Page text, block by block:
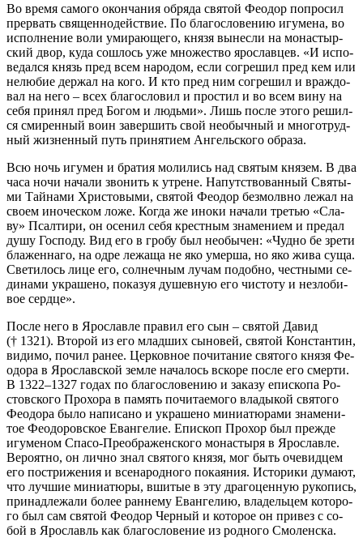
Во вре­мя са­мо­го окон­ча­ния об­ря­да свя­той Фе­о­дор по­про­сил
пре­рвать свя­щен­но­дей­ствие. По бла­го­сло­ве­нию игу­ме­на, во
ис­пол­не­ние во­ли уми­ра­ю­ще­го, кня­зя вы­нес­ли на мо­на­стыр­
ский двор, ку­да со­шлось уже мно­же­ство яро­слав­цев. «И ис­по­
ве­дал­ся князь пред всем на­ро­дом, ес­ли со­гре­шил пред кем или
нелю­бие дер­жал на ко­го. И кто пред ним со­гре­шил и враж­до­
вал на него – всех бла­го­сло­вил и про­стил и во всем ви­ну на
се­бя при­нял пред Бо­гом и людь­ми». Лишь по­сле это­го ре­шил­
ся сми­рен­ный во­ин за­вер­шить свой необыч­ный и мно­го­труд­
ный жиз­нен­ный путь при­ня­ти­ем Ан­гель­ско­го об­ра­за.
Всю ночь игу­мен и бра­тия мо­ли­лись над свя­тым кня­зем. В два
ча­са но­чи на­ча­ли зво­нить к утрене. На­пут­ство­ван­ный Свя­ты­
ми Тай­на­ми Хри­сто­вы­ми, свя­той Фе­о­дор без­молв­но ле­жал на
сво­ем ино­че­ском ло­же. Ко­гда же ино­ки на­ча­ли тре­тью «Сла­
ву» Псал­ти­ри, он осе­нил се­бя крест­ным зна­ме­ни­ем и пре­дал
ду­шу Гос­по­ду. Вид его в гро­бу был необы­чен: «Чуд­но бе зре­ти
бла­жен­на­го, на од­ре ле­жа­ща не яко умер­ша, но яко жи­ва су­ща.
Све­ти­лось ли­це его, сол­неч­ным лу­чам по­доб­но, чест­ны­ми се­
ди­на­ми укра­ше­но, по­ка­зуя ду­шев­ную его чи­сто­ту и незло­би­
вое серд­це».
По­сле него в Яро­слав­ле пра­вил его сын – свя­той Да­вид
(† 1321). Вто­рой из его млад­ших сы­но­вей, свя­той Кон­стан­тин,
ви­ди­мо, по­чил ра­нее. Цер­ков­ное по­чи­та­ние свя­то­го кня­зя Фе­
о­до­ра в Яро­слав­ской зем­ле на­ча­лось вско­ре по­сле его смер­ти.
В 1322–1327 го­дах по бла­го­сло­ве­нию и за­ка­зу епи­ско­па Ро­
стов­ско­го Про­хо­ра в па­мять по­чи­та­е­мо­го вла­ды­кой свя­то­го
Фе­о­до­ра бы­ло на­пи­са­но и укра­ше­но ми­ни­а­тю­ра­ми зна­ме­ни­
тое Фе­о­до­ров­ское Еван­ге­лие. Епи­скоп Про­хор был преж­де
игу­ме­ном Спа­со-Пре­об­ра­жен­ско­го мо­на­сты­ря в Яро­слав­ле.
Ве­ро­ят­но, он лич­но знал свя­то­го кня­зя, мог быть оче­вид­цем
его по­стри­же­ния и все­на­род­но­го по­ка­я­ния. Ис­то­ри­ки ду­ма­ют,
что луч­шие ми­ни­а­тю­ры, вши­тые в эту дра­го­цен­ную ру­ко­пись,
при­над­ле­жа­ли бо­лее ран­не­му Еван­ге­лию, вла­дель­цем ко­то­ро­
го был сам свя­той Фе­о­дор Чер­ный и ко­то­рое он при­вез с со­
бой в Яро­славль как бла­го­сло­ве­ние из род­но­го Смо­лен­ска.